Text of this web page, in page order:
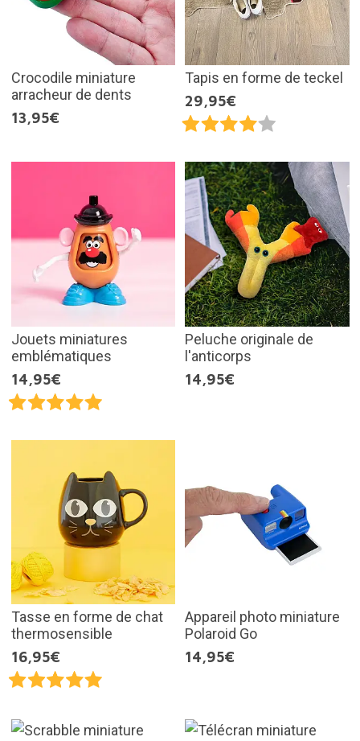
Crocodile miniature
arracheur de dents
13,95€
Tapis en forme de teckel
29,95€
Jouets miniatures
emblématiques
14,95€
Peluche originale de
l'anticorps
14,95€
Tasse en forme de chat
thermosensible
16,95€
Appareil photo miniature
Polaroid Go
14,95€